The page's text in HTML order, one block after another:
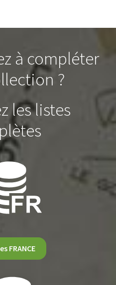
à compléter
?
les listes
FRANCE